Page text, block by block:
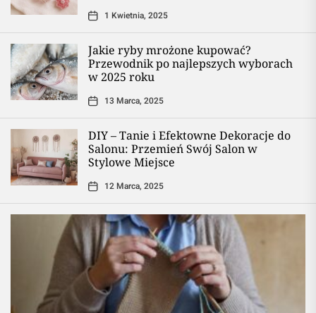
1 Kwietnia, 2025
Jakie ryby mrożone kupować?
Przewodnik po najlepszych wyborach
w 2025 roku
13 Marca, 2025
DIY – Tanie i Efektowne Dekoracje do
Salonu: Przemień Swój Salon w
Stylowe Miejsce
12 Marca, 2025